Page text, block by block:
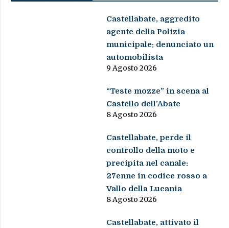
Castellabate, aggredito
agente della Polizia
municipale: denunciato un
automobilista
9 Agosto 2026
“Teste mozze” in scena al
Castello dell’Abate
8 Agosto 2026
Castellabate, perde il
controllo della moto e
precipita nel canale:
27enne in codice rosso a
Vallo della Lucania
8 Agosto 2026
Castellabate, attivato il